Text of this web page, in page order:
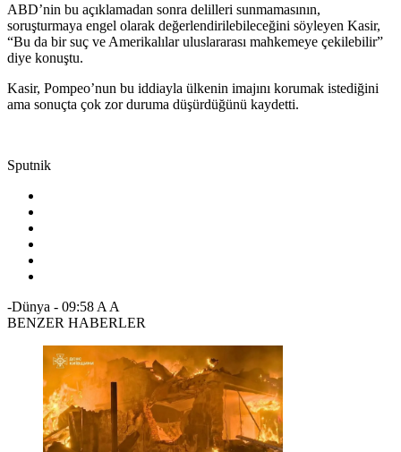
ABD’nin bu açıklamadan sonra delilleri sunmamasının,
soruşturmaya engel olarak değerlendirilebileceğini söyleyen Kasir,
“Bu da bir suç ve Amerikalılar uluslararası mahkemeye çekilebilir”
diye konuştu.
Kasir, Pompeo’nun bu iddiayla ülkenin imajını korumak istediğini
ama sonuçta çok zor duruma düşürdüğünü kaydetti.
Sputnik
-Dünya - 09:58 A A
BENZER HABERLER